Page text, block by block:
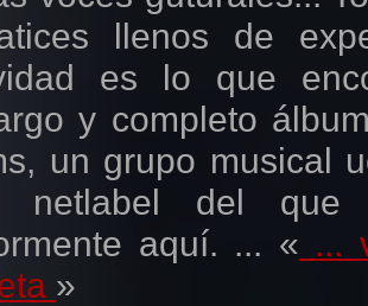
llenos de
es lo que
y completo
un grupo musical
del que
aquí. ... « ...
»